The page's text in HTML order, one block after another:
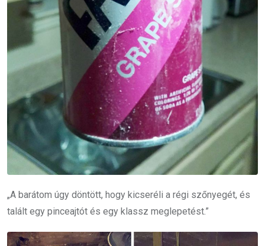
„A barátom úgy döntött, hogy kicseréli a régi szőnyegét, és
talált egy pinceajtót és egy klassz meglepetést.”